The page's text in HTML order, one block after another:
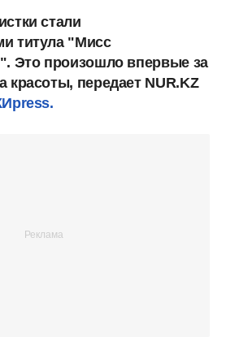
стали
титула "Мисс
Это произошло впервые за
красоты, передает NUR.KZ